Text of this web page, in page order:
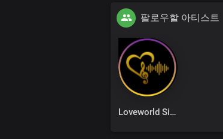
팔로우할 아티스트
Loveworld Singers